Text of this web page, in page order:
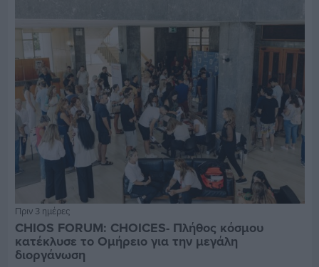
Πριν 3 ημέρες
CHIOS FORUM: CHOICES- Πλήθος κόσμου
κατέκλυσε το Ομήρειο για την μεγάλη
διοργάνωση